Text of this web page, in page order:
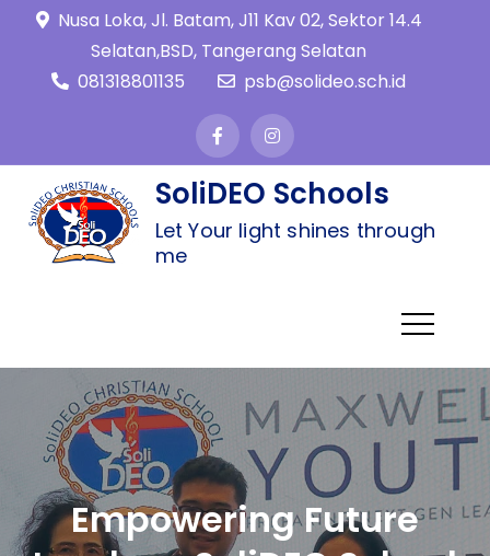
Nusa Loka, Jl. Batam, J11 Kav 02, Sektor 14.4
Selatan,BSD, Tangerang Selatan
081318801135
psb@solideo.sch.id
SoliDEO Schools
Let Your light shines through
me
Empowering Future